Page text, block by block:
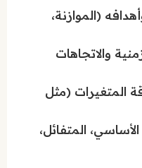
(الموازنة،
والاتجاهات
المتغيرات (مثل
المتفائل،